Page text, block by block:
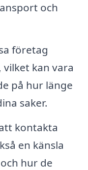
och
företag
kan vara
på hur länge
saker.
kontakta
en känsla
hur de